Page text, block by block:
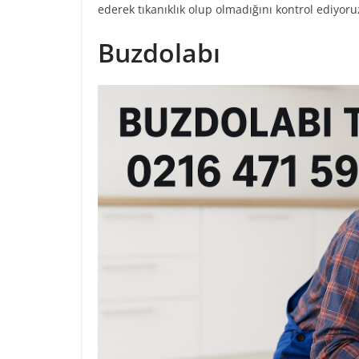
ederek tıkanıklık olup olmadığını kontrol
Buzdolabı